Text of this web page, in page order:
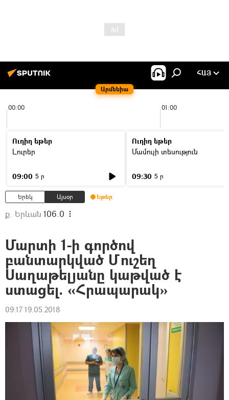
Արմենիա
ՀԱՅ
00:00 01:00
Ուղիղ եթեր
Լուրեր
09:00 5 ր
Ուղիղ եթեր
Մամուլի տեսություն
09:30 5 ր
Երեկ Այսօր Եթեր
ք. Երևան 106.0
Մարտի 1-ի գործով
բանտարկված Մուշեղ
Սաղաթելյանը կաթված է
ստացել. «Հրապարակ»
09:17 19.05.2018